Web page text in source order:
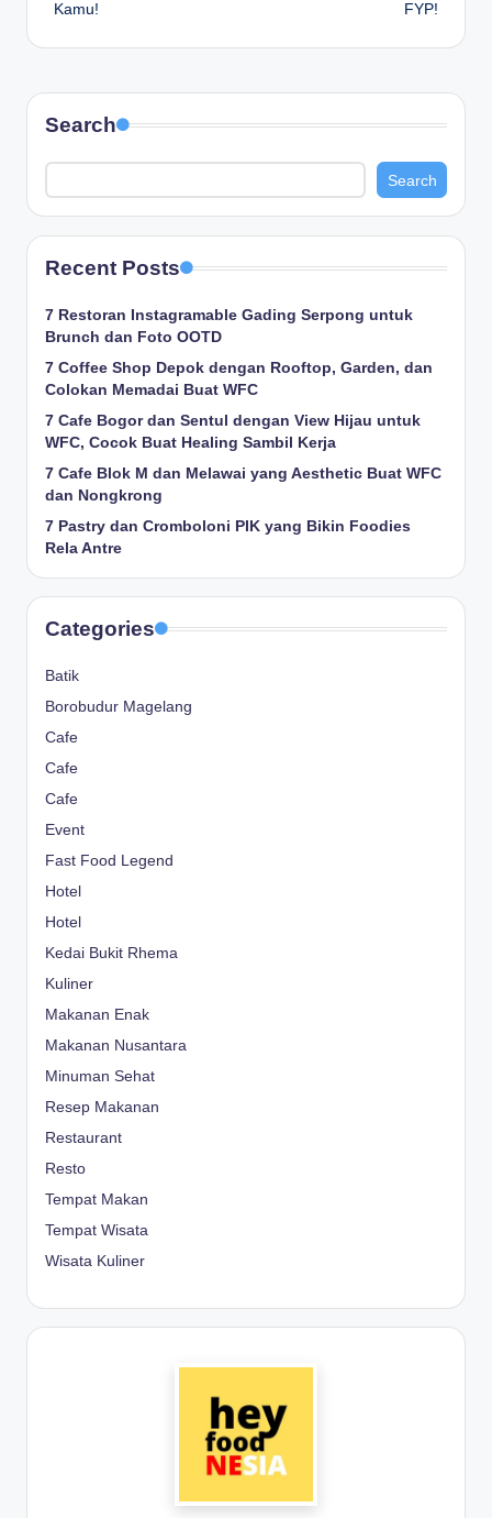
Kamu!
FYP!
Search
Search
Recent Posts
7 Restoran Instagramable Gading Serpong untuk
Brunch dan Foto OOTD
7 Coffee Shop Depok dengan Rooftop, Garden, dan
Colokan Memadai Buat WFC
7 Cafe Bogor dan Sentul dengan View Hijau untuk
WFC, Cocok Buat Healing Sambil Kerja
7 Cafe Blok M dan Melawai yang Aesthetic Buat WFC
dan Nongkrong
7 Pastry dan Cromboloni PIK yang Bikin Foodies
Rela Antre
Categories
Batik
Borobudur Magelang
Cafe
Cafe
Cafe
Event
Fast Food Legend
Hotel
Hotel
Kedai Bukit Rhema
Kuliner
Makanan Enak
Makanan Nusantara
Minuman Sehat
Resep Makanan
Restaurant
Resto
Tempat Makan
Tempat Wisata
Wisata Kuliner